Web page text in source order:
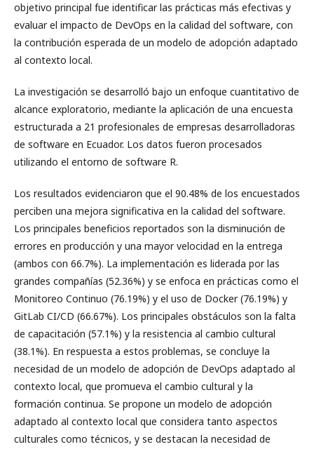
objetivo principal fue identificar las prácticas más efectivas y
evaluar el impacto de DevOps en la calidad del software, con
la contribución esperada de un modelo de adopción adaptado
al contexto local.
La investigación se desarrolló bajo un enfoque cuantitativo de
alcance exploratorio, mediante la aplicación de una encuesta
estructurada a 21 profesionales de empresas desarrolladoras
de software en Ecuador. Los datos fueron procesados
utilizando el entorno de software R.
Los resultados evidenciaron que el 90.48% de los encuestados
perciben una mejora significativa en la calidad del software.
Los principales beneficios reportados son la disminución de
errores en producción y una mayor velocidad en la entrega
(ambos con 66.7%). La implementación es liderada por las
grandes compañías (52.36%) y se enfoca en prácticas como el
Monitoreo Continuo (76.19%) y el uso de Docker (76.19%) y
GitLab CI/CD (66.67%). Los principales obstáculos son la falta
de capacitación (57.1%) y la resistencia al cambio cultural
(38.1%). En respuesta a estos problemas, se concluye la
necesidad de un modelo de adopción de DevOps adaptado al
contexto local, que promueva el cambio cultural y la
formación continua. Se propone un modelo de adopción
adaptado al contexto local que considera tanto aspectos
culturales como técnicos, y se destacan la necesidad de